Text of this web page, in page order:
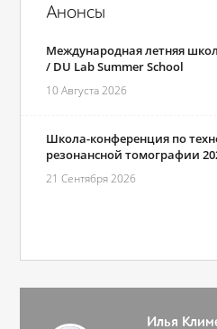
Анонсы
Международная летняя
/ DU Lab Summer School
10 Августа 2026
Школа-конференция по
резонансной томографии
21 Сентября 2026
Илья